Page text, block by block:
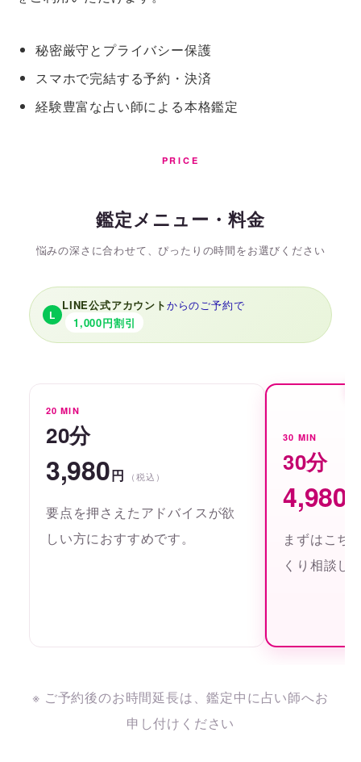
秘密厳守とプライバシー保護
スマホで完結する予約・決済
経験豊富な占い師による本格鑑定
PRICE
鑑定メニュー・料金
悩みの深さに合わせて、ぴったりの時間をお選びください
L
LINE公式アカウントからのご予約で
1,000円割引
20 MIN
20分
3,980円 （税込）
要点を押さえたアドバイスが欲
しい方におすすめです。
30 MIN
30分
4,980
まずはこち
くり相談し
※ ご予約後のお時間延長は、鑑定中に占い師へお
申し付けください